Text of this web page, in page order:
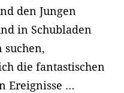
den Jungen
in Schubladen
suchen,
die fantastischen
Ereignisse …